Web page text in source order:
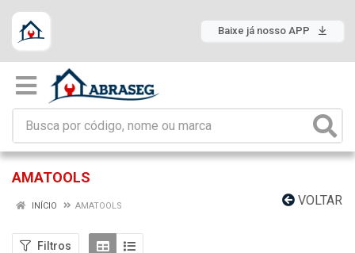
Baixe já nosso APP
AMATOOLS
VOLTAR
INÍCIO AMATOOLS
Filtros